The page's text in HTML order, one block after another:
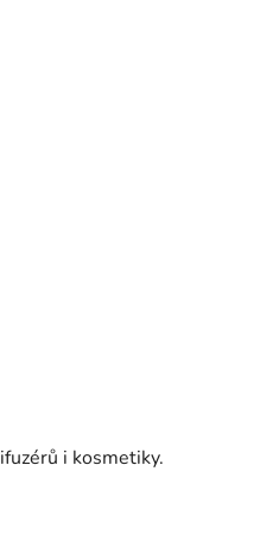
i kosmetiky.